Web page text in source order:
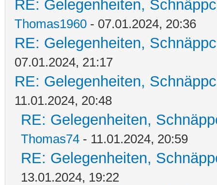
RE: Gelegenheiten,
Thomas1960 - 07.01.2024, 20:36
RE: Gelegenheiten,
07.01.2024, 21:17
RE: Gelegenheiten,
11.01.2024, 20:48
RE: Gelegenheiten,
Thomas74 - 11.01.2024, 20:59
RE: Gelegenheiten,
13.01.2024, 19:22